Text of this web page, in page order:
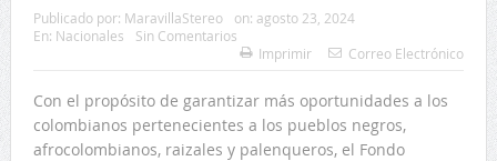
Publicado por: MaravillaStereo on: agosto 23, 2024
En: Nacionales
Sin Comentarios
Imprimir
Correo Electrónico
Con el propósito de garantizar más oportunidades a los
colombianos pertenecientes a los pueblos negros,
afrocolombianos, raizales y palenqueros, el Fondo